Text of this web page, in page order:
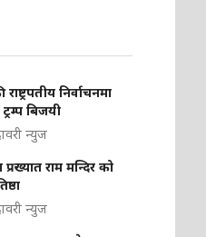
निर्वाचनमा
बिजयी
न्युज
प्रख्यात राम मन्दिर को
न्युज